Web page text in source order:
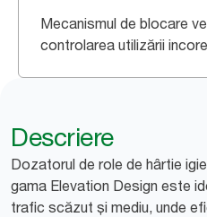
Mecanismul de blocare
controlarea utilizării
Descriere
Dozatorul de role de hârtie
gama Elevation Design este
trafic scăzut și mediu, unde